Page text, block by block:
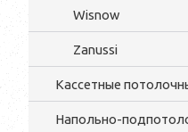
Wisnow
Zanussi
Кассетные
Напольно-